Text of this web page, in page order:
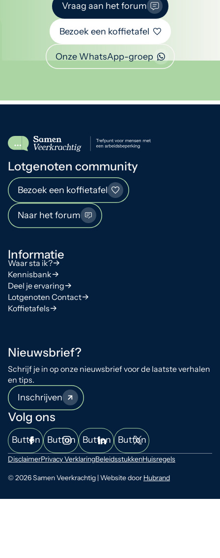
Vraag aan het forum
Bezoek een koffietafel
Onze WhatsApp-groep
Lotgenoten community
Bezoek een koffietafel
Naar het forum
Informatie
Waar sta ik?
Kennisbank
Deel je ervaring
Lotgenoten Contact
Koffietafels
Nieuwsbrief?
Schrijf je in op onze nieuwsbrief voor de laatste verhalen
en tips.
Inschrijven
Volg ons
Button Button Button Button
© 2026 Samen Veerkrachtig | Website door Hubrand
DisclaimerPrivacy VerklaringBeleidsstukkenHuisregels